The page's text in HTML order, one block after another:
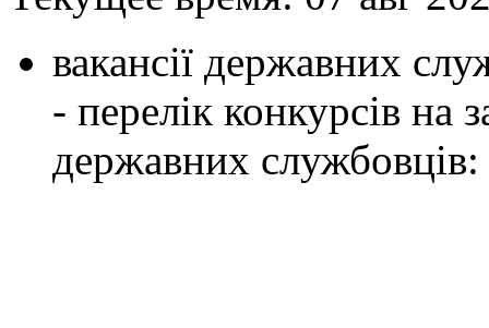
вакансії державних
- перелік конкурсів на
державних службовців: